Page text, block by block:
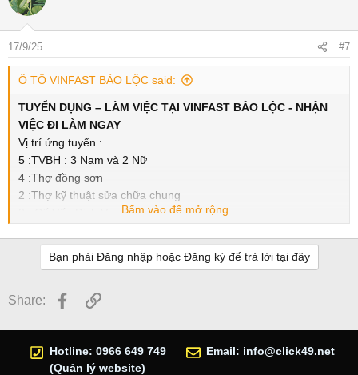
17/9/25 #7
Ô TÔ VINFAST BẢO LỘC said:
TUYỂN DỤNG – LÀM VIỆC TẠI VINFAST BẢO LỘC - NHẬN
VIỆC ĐI LÀM NGAY
Vị trí ứng tuyển :
5 :TVBH : 3 Nam và 2 Nữ
4 :Thợ đồng sơn
2 :Thợ kỹ thuật sửa chữa chung
Ứng tuyển nhanh tại đây : VINFAST BẢO LỘC - Địa chỉ : 101
Đường Hà Giang, Bảo Lộc , Lâm Đồng
YÊU CẦU ĐỐI VỚI ỨNG VIÊN :
Có trách nhiệm trong công việc
Có định hướng gắn bó lâu dài với công ty
Bấm vào để mở rộng...
Bạn phải Đăng nhập hoặc Đăng ký để trả lời tại đây
Share: Facebook
Link
Hotline: 0966 649 749
(Quản lý website)
Email: info@click49.net